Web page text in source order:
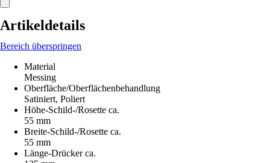
Artikeldetails
Bereich überspringen
Material
Messing
Oberfläche/Oberflächenbehandlung
Satiniert, Poliert
Höhe-Schild-/Rosette ca.
55 mm
Breite-Schild-/Rosette ca.
55 mm
Länge-Drücker ca.